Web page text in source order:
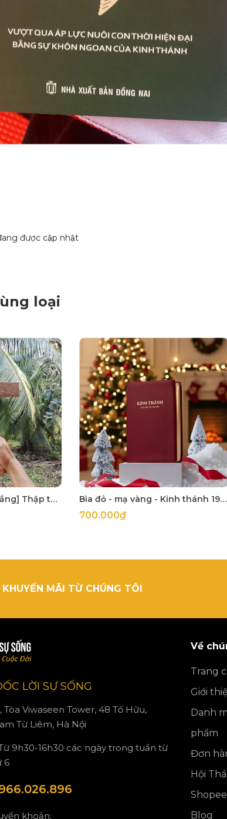
được cập nhật
loại
[Gỗ Dừa, gỗ Quao Trắng] Thập tự thánh giá treo tường Bìa đỏ - mạ vàng - Kinh thánh 1925 khổ lớn 14x21cm in tại Hàn Quốc
700.000₫
MÃI TỪ CHÚNG TÔI
LỜI SỰ SỐNG
Tòa Viwaseen Tower, 48 Tố Hữu,
Từ Liêm, Hà Nội
9h30-16h30 các ngày trong tuần từ
6
khoản:
Về
Trang
Giới
Danh
phẩm
Đơn
Hội
Shopee
Blog